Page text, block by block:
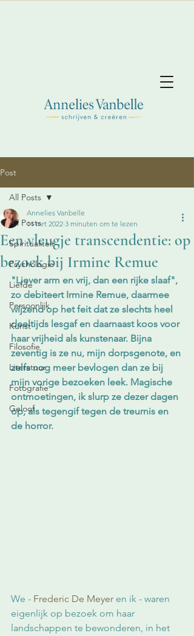
Post
All Posts
Spiritualiteit
Psychologie
Liefde
Persoonlijk
Kunst
Filosofie
Literatuur
Fotografie
Geloof
All Posts
Een vleugje transcendentie: op
bezoek bij Irmine Remue
Annelies Vanbelle
11 mrt 2022 3 minuten om te lezen
"Liever arm en vrij, dan een rijke slaaf",
zo debiteert Irmine Remue, daarmee
wijzend op het feit dat ze slechts heel
deeltijds lesgaf en daarnaast koos voor
haar vrijheid als kunstenaar. Bijna
zeventig is ze nu, mijn dorpsgenote, en
zelfs nog meer bevlogen dan ze bij
mijn vorige bezoeken leek. Magische
ontmoetingen, ik slurp ze dezer dagen
op, als tegengif tegen de treurnis en
de horror.
We - Frederic De Meyer en ik - waren
eigenlijk op bezoek om haar
landschappen te bewonderen, in het